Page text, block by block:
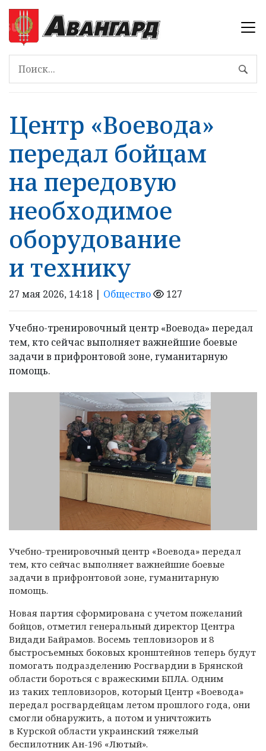
Центр «Воевода»
передал бойцам
на передовую
необходимое
оборудование
и технику
27 мая 2026, 14:18 | Общество 127
Учебно-тренировочный центр «Воевода» передал
тем, кто сейчас выполняет важнейшие боевые
задачи в прифронтовой зоне, гуманитарную
помощь.
Учебно-тренировочный центр «Воевода» передал
тем, кто сейчас выполняет важнейшие боевые
задачи в прифронтовой зоне, гуманитарную
помощь.
Новая партия сформирована с учетом пожеланий
бойцов, отметил генеральный директор Центра
Видади Байрамов. Восемь тепловизоров и 8
быстросъемных боковых кронштейнов теперь будут
помогать подразделению Росгвардии в Брянской
области бороться с вражескими БПЛА. Одним
из таких тепловизоров, который Центр «Воевода»
передал росгвардейцам летом прошлого года, они
смогли обнаружить, а потом и уничтожить
в Курской области украинский тяжелый
беспилотник Ан-196 «Лютый».